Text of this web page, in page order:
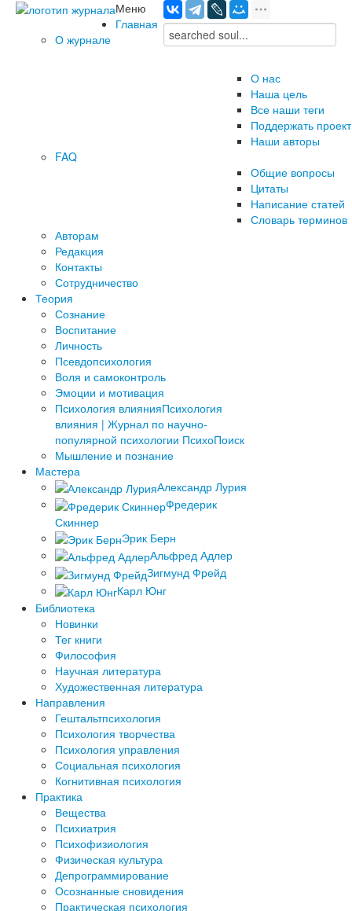
Меню
Главная
О журнале
О нас
Наша цель
Все наши теги
Поддержать проект
Наши авторы
FAQ
Общие вопросы
Цитаты
Написание статей
Словарь терминов
Авторам
Редакция
­Контакты
Сотрудничество
Теория
Сознание
Воспитание
Личность
Псевдопсихология
Воля и самоконтроль
Эмоции и мотивация
Психология влиянияПсихология
влияния | Журнал по научно-
популярной психологии ПсихоПоиск
Мышление и познание
Мастера
Александр Лурия
Фредерик
Скиннер
Эрик Берн
Альфред Адлер
Зигмунд Фрейд
Карл Юнг
Библиотека
Новинки
Тег книги
Философия
Научная литература
Художественная литература
Направления
Гештальтпсихология
Психология творчества
Психология управления
Социальная психология
Когнитивная психология
Практика
Вещества
Психиатрия
Психофизиология
Физическая культура
Депрограммирование
Осознанные сновидения
Практическая психология